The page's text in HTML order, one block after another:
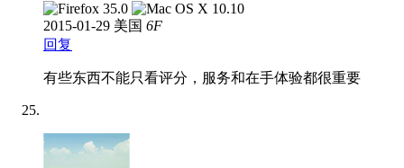
2015-01-29 美国 6F
回复
有些东西不能只看评分，服务和在手体验都很重要